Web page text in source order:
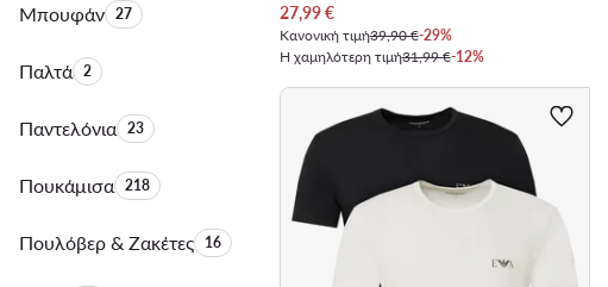
ΜπουφάνΑριθμός προϊόντων:
27
ΠαλτάΑριθμός προϊόντων:
2
ΠαντελόνιαΑριθμός προϊόντων:
23
ΠουκάμισαΑριθμός προϊόντων:
218
Πουλόβερ & ΖακέτεςΑριθμός προϊόντων:
16
Τρέχουσα τιμή
27,99€
Κανονική τιμή39,90 €-29%
Η χαμηλότερη τιμή31,99 €-12%